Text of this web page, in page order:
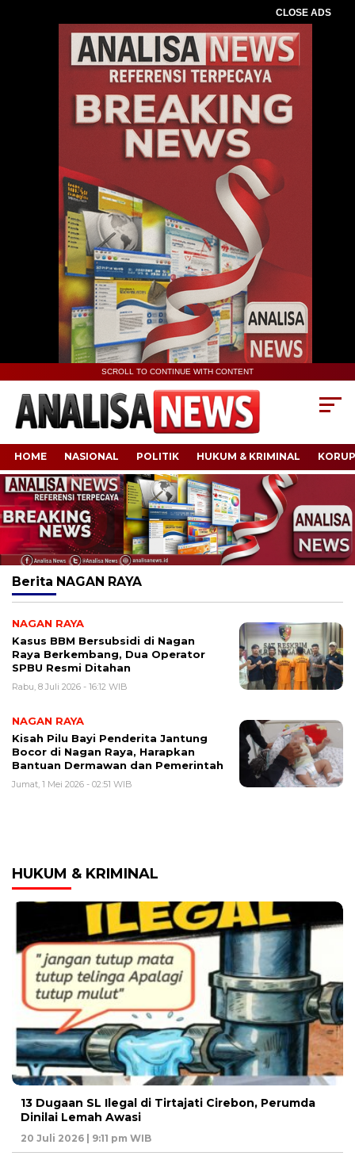
CLOSE ADS
SCROLL TO CONTINUE WITH CONTENT
HOME NASIONAL POLITIK HUKUM & KRIMINAL
Berita NAGAN RAYA
NAGAN RAYA
Kasus BBM Bersubsidi di Nagan
Raya Berkembang, Dua Operator
SPBU Resmi Ditahan
Rabu, 8 Juli 2026 - 16:12 WIB
NAGAN RAYA
Kisah Pilu Bayi Penderita Jantung
Bocor di Nagan Raya, Harapkan
Bantuan Dermawan dan Pemerintah
Jumat, 1 Mei 2026 - 02:51 WIB
HUKUM & KRIMINAL
13 Dugaan SL Ilegal di Tirtajati Cirebon, Perumda
Dinilai Lemah Awasi
20 Juli 2026 | 9:11 pm WIB